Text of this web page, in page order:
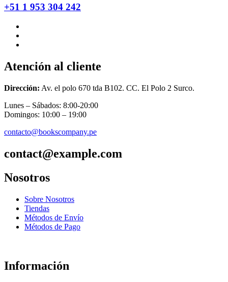
+51 1 953 304 242
Atención al cliente
Dirección: Av. el polo 670 tda B102. CC. El Polo 2 Surco.
Lunes – Sábados: 8:00-20:00
Domingos: 10:00 – 19:00
contacto@bookscompany.pe
contact@example.com
Nosotros
Sobre Nosotros
Tiendas
Métodos de Envío
Métodos de Pago
Información